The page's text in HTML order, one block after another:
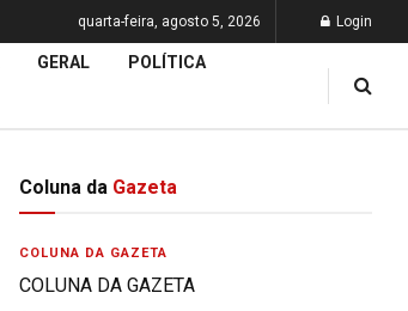
quarta-feira, agosto 5, 2026 Login
GERAL POLÍTICA
Coluna da Gazeta
COLUNA DA GAZETA
COLUNA DA GAZETA